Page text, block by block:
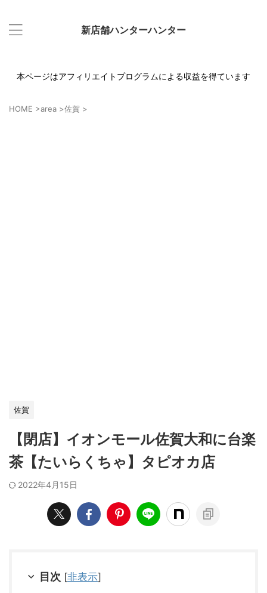
新店舗ハンターハンター
本ページはアフィリエイトプログラムによる収益を得ています
HOME >area >佐賀 >
佐賀
【閉店】イオンモール佐賀大和に台楽
茶【たいらくちゃ】タピオカ店
2022年4月15日
目次 [非表示]